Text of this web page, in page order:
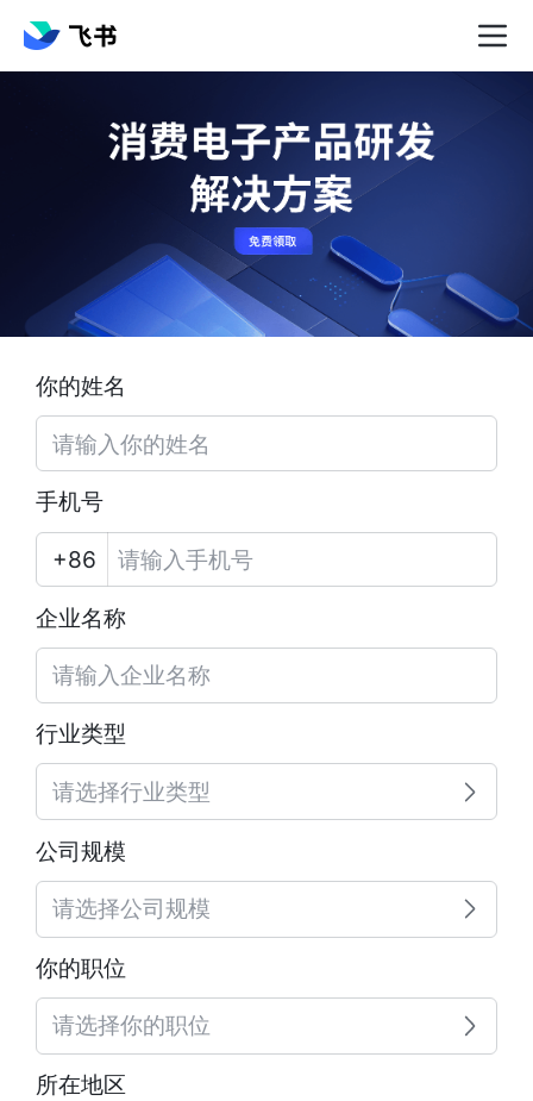
你的姓名
手机号
企业名称
行业类型
请选择行业类型
公司规模
请选择公司规模
你的职位
请选择你的职位
所在地区